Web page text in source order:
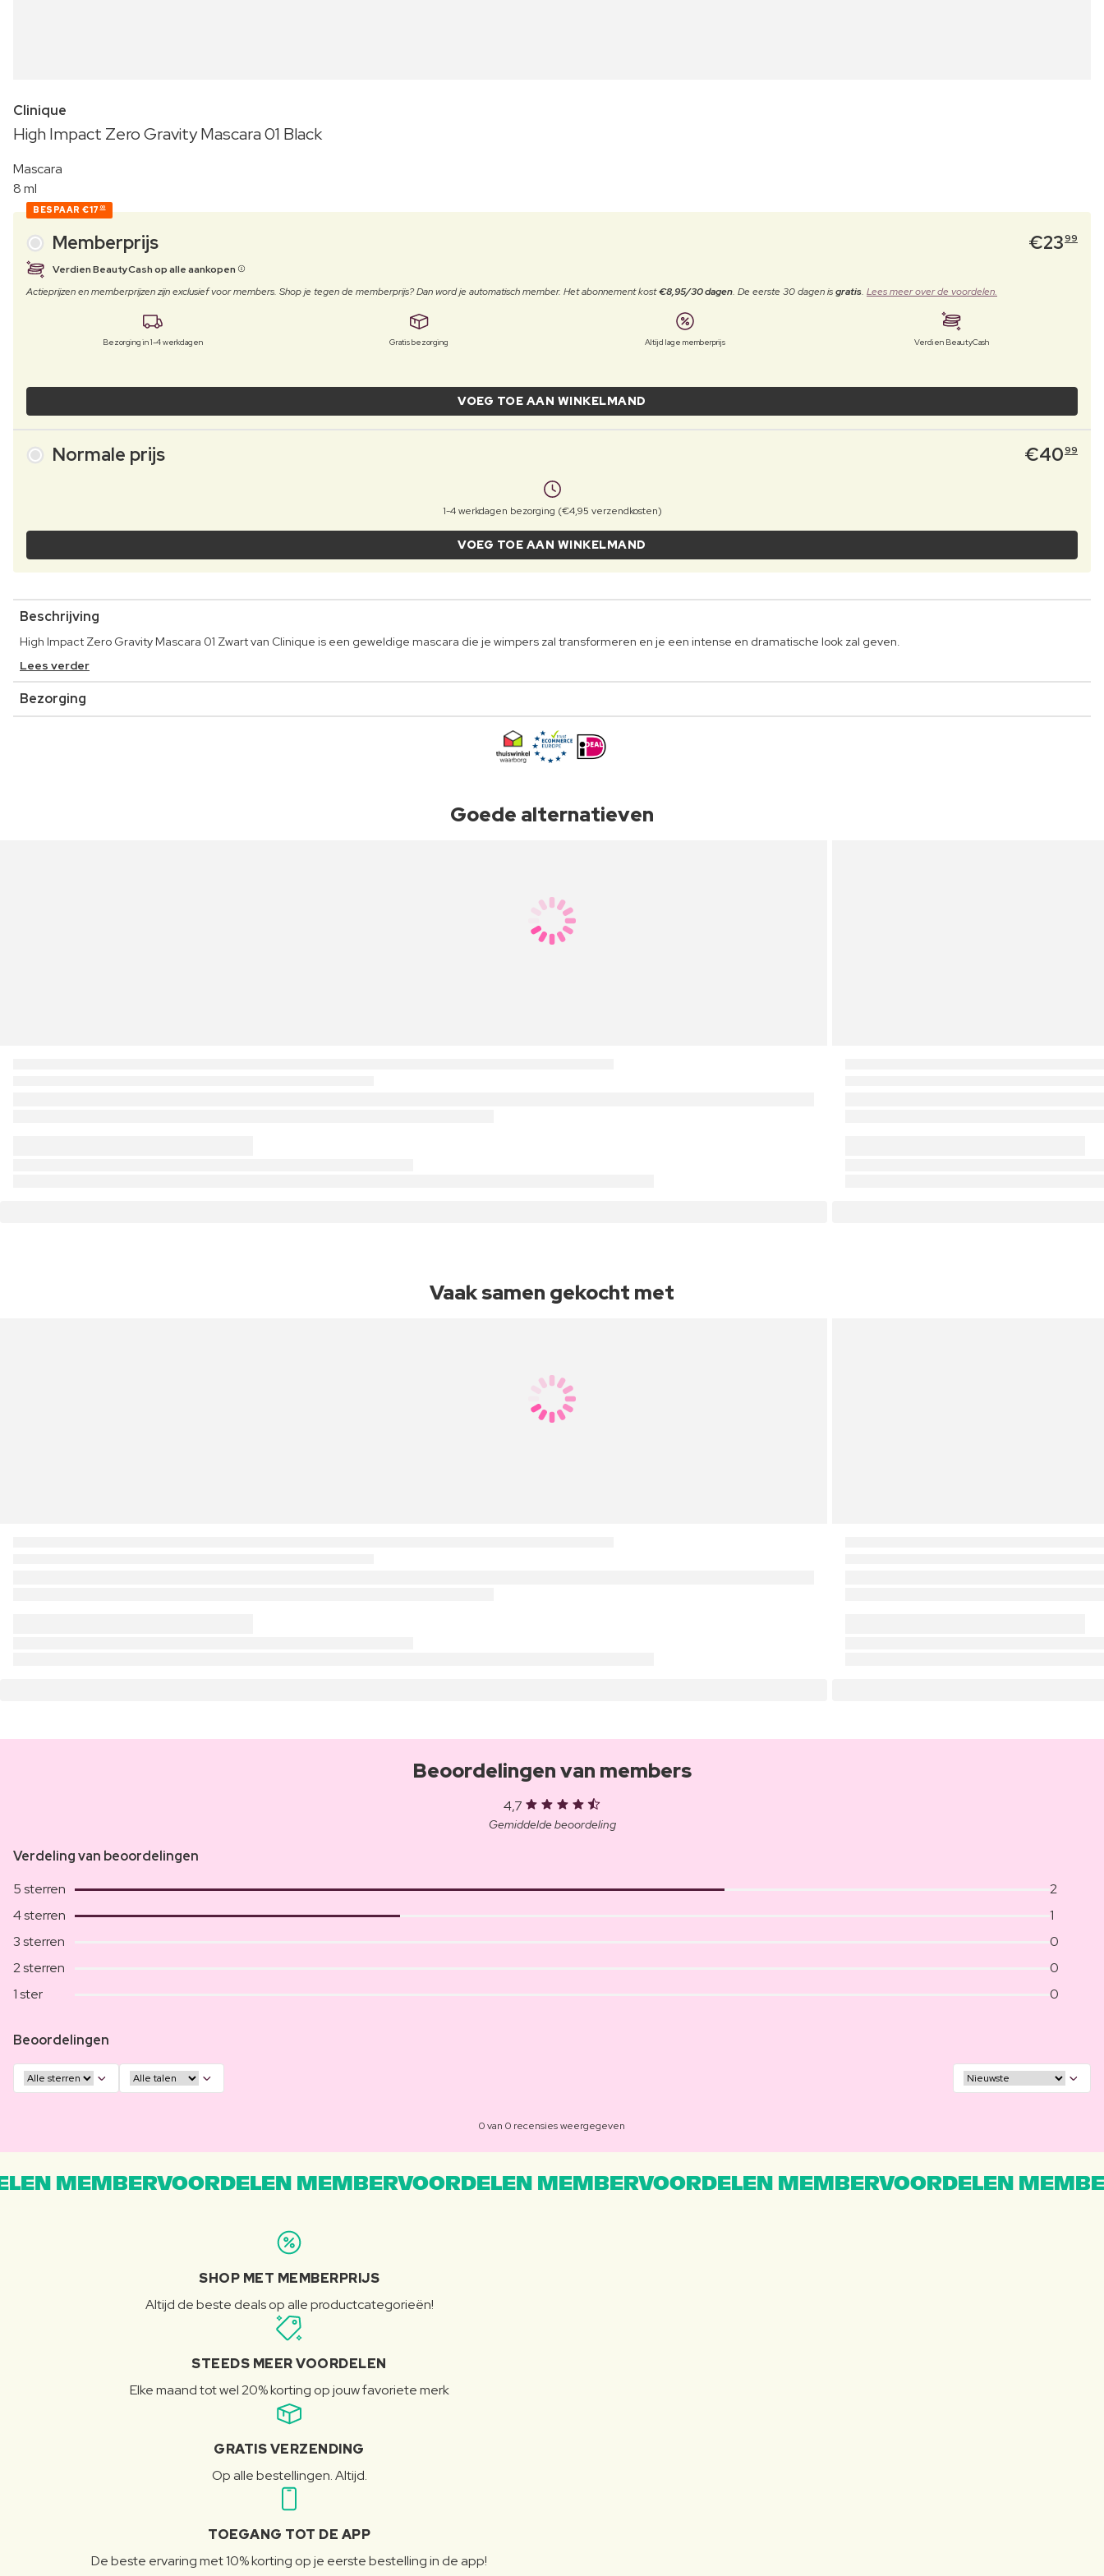
Clinique
High Impact Zero Gravity Mascara 01 Black
Mascara
8 ml
BESPAAR €17 00
Memberprijs €2399
Verdien BeautyCash op alle aankopen
Actieprijzen en memberprijzen zijn exclusief voor members. Shop je tegen de memberprijs? Dan word je automatisch member. Het abonnement kost€8,95/30 dagen. De eerste 30 dagen isgratis. Lees meer over de voordelen.
Bezorging in 1-4 werkdagen Gratis bezorging Altijd lage memberprijs Verdien BeautyCash
VOEG TOE AAN WINKELMAND
Normale prijs €4099
1-4 werkdagen bezorging (€4,95 verzendkosten)
VOEG TOE AAN WINKELMAND
Beschrijving
High Impact Zero Gravity Mascara 01 Zwart van Clinique is een geweldige mascara die je wimpers zal transformeren en je een intense en dramatische look zal geven.
Lees verder
Bezorging
Goede alternatieven
Vaak samen gekocht met
Beoordelingen van members
4,7
Gemiddelde beoordeling
Verdeling van beoordelingen
5 sterren
2
4 sterren
1
3 sterren
0
2 sterren
0
1 ster
0
Beoordelingen
0 van 0 recensies weergegeven
MEMBERVOORDELEN MEMBERVOORDELEN MEMBERVOORDELEN MEMBERVOORDELEN
SHOP MET MEMBERPRIJS
Altijd de beste deals op alle productcategorieën!
STEEDS MEER VOORDELEN
Elke maand tot wel 20% korting op jouw favoriete merk
GRATIS VERZENDING
Op alle bestellingen. Altijd.
TOEGANG TOT DE APP
De beste ervaring met 10% korting op je eerste bestelling in de app!